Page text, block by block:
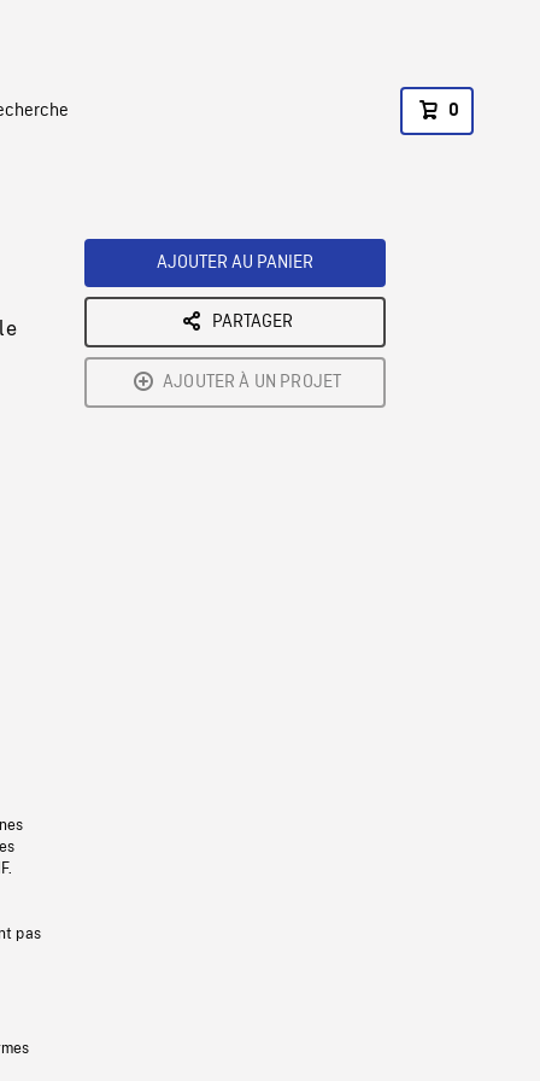
0
pas
AJOUTER AU PANIER
PARTAGER
AJOUTER À UN PROJET